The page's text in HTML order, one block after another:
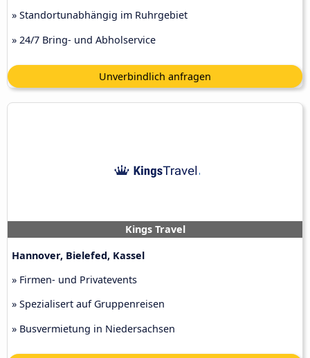
» Standortunabhängig im Ruhrgebiet
» 24/7 Bring- und Abholservice
Unverbindlich anfragen
Kings Travel
Hannover, Bielefed, Kassel
» Firmen- und Privatevents
» Spezialisert auf Gruppenreisen
» Busvermietung in Niedersachsen